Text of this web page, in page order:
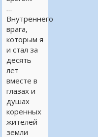
…
Внутреннего
врага,
которым я
и стал за
десять
лет
вместе в
глазах и
душах
коренных
жителей
земли